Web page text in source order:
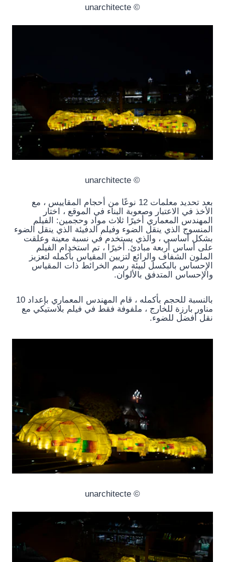
© unarchitecte
© unarchitecte
بعد تحديد معلمات 12 نوعًا من أحجام المقاييس ، مع
الأخذ في الاعتبار وصعوبة البناء في الموقع ، اختار
المهندس المعماري أخيرًا ثلاث مواد وحجمين: الفيلم
المنسوج الذي ينقل الضوء وفيلم الدفيئة الذي ينقل الضوء
بشكل أساسي ، والذي يستخدم في نسبة معينة وعلقت
على أساس أربعة مبادئ. أخيرًا ، تم استخدام الفيلم
الملون الشفاف والرائع لتزيين المقياس بأكمله لتعزيز
الإحساس بالبكسل لبيئة رسم الخرائط ذات المقياس
والإحساس المتدفق بالألوان.
بالنسبة للحجم بأكمله ، قام المهندس المعماري بإعداد 10
مناور بارزة للخارج ، ملفوفة فقط في فيلم بلاستيكي مع
نقل أفضل للضوء.
© unarchitecte